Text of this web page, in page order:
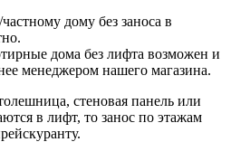
дому без заноса в
дома без лифта возможен и
менеджером нашего магазина.
стеновая панель или
в лифт, то занос по этажам